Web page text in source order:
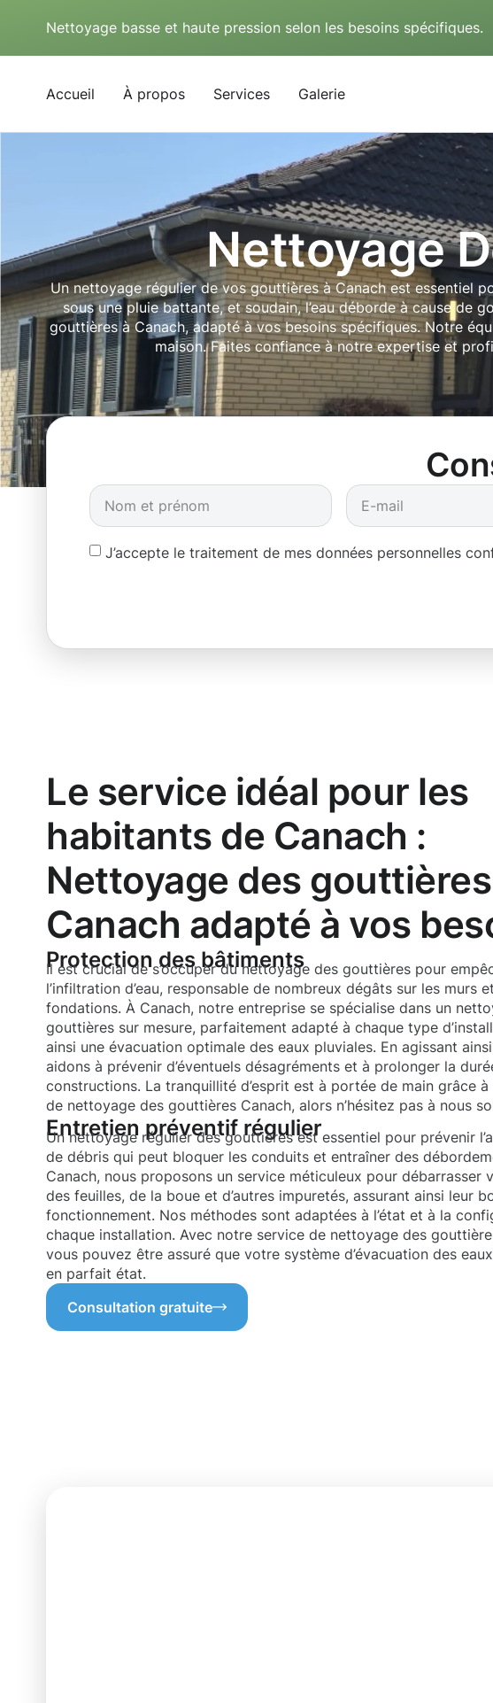
Nettoyage basse et haute pression selon les besoins spécifiques.
Accueil À propos Services Galerie
Nettoyage
Un nettoyage régulier de vos gouttières à Canach est essentiel
sous une pluie battante, et soudain, l’eau déborde à cause de
gouttières à Canach, adapté à vos besoins spécifiques. Notre
maison. Faites confiance à notre expertise et
J’accepte le traitement de mes données personnelles
Le service idéal pour les
habitants de Canach :
Nettoyage des gouttières
Canach adapté à vos
Protection des bâtiments
Il est crucial de s’occuper du nettoyage des gouttières pour
l’infiltration d’eau, responsable de nombreux dégâts sur les murs
fondations. À Canach, notre entreprise se spécialise dans un
gouttières sur mesure, parfaitement adapté à chaque type
ainsi une évacuation optimale des eaux pluviales. En agissant
aidons à prévenir d’éventuels désagréments et à prolonger la
constructions. La tranquillité d’esprit est à portée de main grâce
de nettoyage des gouttières Canach, alors n’hésitez pas à nous
Entretien préventif régulier
Un nettoyage régulier des gouttières est essentiel pour prévenir
de débris qui peut bloquer les conduits et entraîner des
Canach, nous proposons un service méticuleux pour débarrasser
des feuilles, de la boue et d’autres impuretés, assurant ainsi leur
fonctionnement. Nos méthodes sont adaptées à l’état et à la
chaque installation. Avec notre service de nettoyage des
vous pouvez être assuré que votre système d’évacuation des
en parfait état.
Consultation gratuite